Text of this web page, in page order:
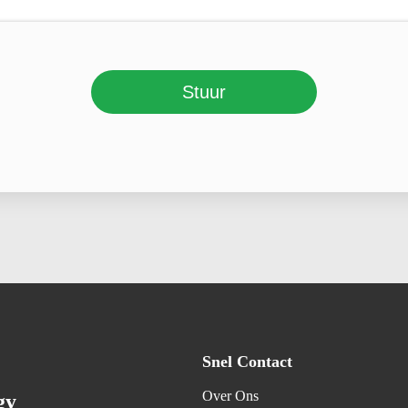
Stuur
Snel Contact
Over Ons